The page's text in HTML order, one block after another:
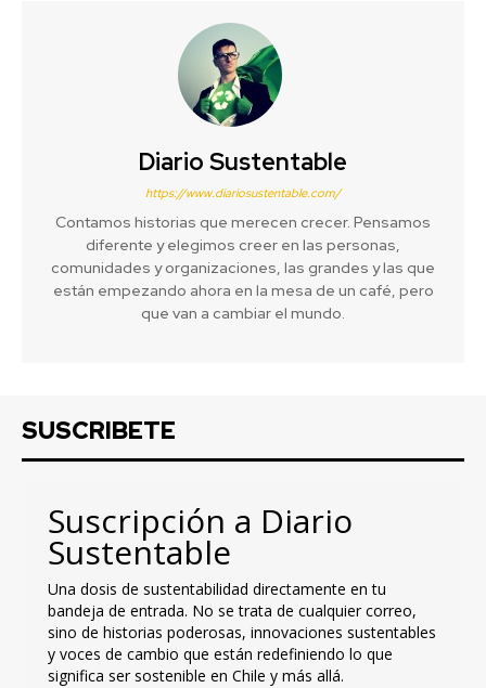
Diario Sustentable
https://www.diariosustentable.com/
Contamos historias que merecen crecer. Pensamos
diferente y elegimos creer en las personas,
comunidades y organizaciones, las grandes y las que
están empezando ahora en la mesa de un café, pero
que van a cambiar el mundo.
SUSCRIBETE
Suscripción a Diario
Sustentable
Una dosis de sustentabilidad directamente en tu
bandeja de entrada. No se trata de cualquier correo,
sino de historias poderosas, innovaciones sustentables
y voces de cambio que están redefiniendo lo que
significa ser sostenible en Chile y más allá.